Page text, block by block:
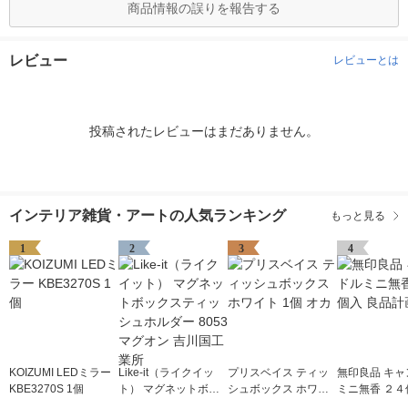
商品情報の誤りを報告する
レビュー レビューとは
投稿されたレビューはまだありません。
インテリア雑貨・アートの人気ランキング もっと見る
1
KOIZUMI LEDミラー
KBE3270S 1個
2
Like-it（ライクイッ
ト） マグネットボッ
3
プリスベイス ティッ
シュボックス ホワイ
4
無印良品 キャ
ミニ無香 ２